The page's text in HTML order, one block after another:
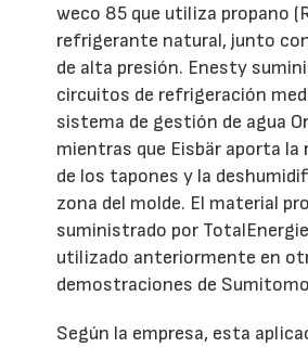
weco 85 que utiliza propano
refrigerante natural, junto
de alta presión. Enesty
circuitos de refrigeración
sistema de gestión de agua
mientras que Eisbär aporta
de los tapones y la
zona del molde. El material
suministrado por
utilizado anteriormente en
demostraciones de
Según la empresa, esta